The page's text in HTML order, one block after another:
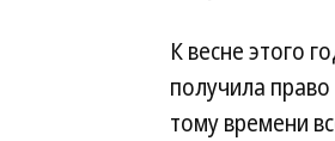
К весне этого
получила
тому времени